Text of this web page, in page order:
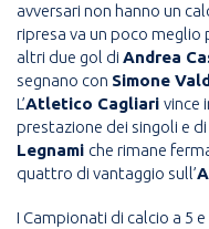
avversari non hanno un
ripresa va un poco meglio
altri due gol di Andrea
segnano con Simone
L’Atletico Cagliari vince
prestazione dei singoli e
Legnami che rimane
quattro di vantaggio sull’
I Campionati di calcio a 5